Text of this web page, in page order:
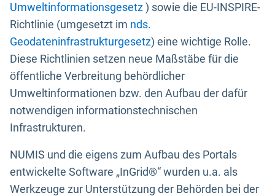
Umweltinformationsgesetz) sowie die EU-INSPIRE-
Richtlinie (umgesetzt im nds.
Geodateninfrastrukturgesetz) eine wichtige Rolle.
Diese Richtlinien setzen neue Maßstäbe für die
öffentliche Verbreitung behördlicher
Umweltinformationen bzw. den Aufbau der dafür
notwendigen informationstechnischen
Infrastrukturen.
NUMIS und die eigens zum Aufbau des Portals
entwickelte Software „InGrid®“ wurden u.a. als
Werkzeuge zur Unterstützung der Behörden bei der